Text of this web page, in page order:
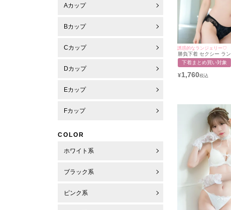
Aカップ
Bカップ
Cカップ
Dカップ
Eカップ
Fカップ
COLOR
ホワイト系
ブラック系
ピンク系
誘惑的なランジェリー♡
勝負下着 セクシー ラン
イラッシュレース カッ
高 ワイヤー ブルー ブ
下着まとめ買い対象
¥1,760